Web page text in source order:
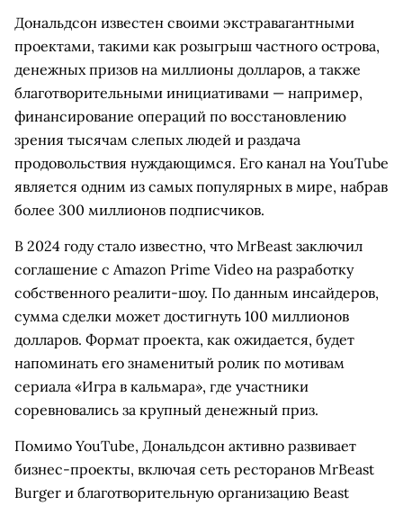
Дональдсон известен своими экстравагантными
проектами, такими как розыгрыш частного острова,
денежных призов на миллионы долларов, а также
благотворительными инициативами — например,
финансирование операций по восстановлению
зрения тысячам слепых людей и раздача
продовольствия нуждающимся. Его канал на YouTube
является одним из самых популярных в мире, набрав
более 300 миллионов подписчиков.
В 2024 году стало известно, что MrBeast заключил
соглашение с Amazon Prime Video на разработку
собственного реалити-шоу. По данным инсайдеров,
сумма сделки может достигнуть 100 миллионов
долларов. Формат проекта, как ожидается, будет
напоминать его знаменитый ролик по мотивам
сериала «Игра в кальмара», где участники
соревновались за крупный денежный приз.
Помимо YouTube, Дональдсон активно развивает
бизнес-проекты, включая сеть ресторанов MrBeast
Burger и благотворительную организацию Beast